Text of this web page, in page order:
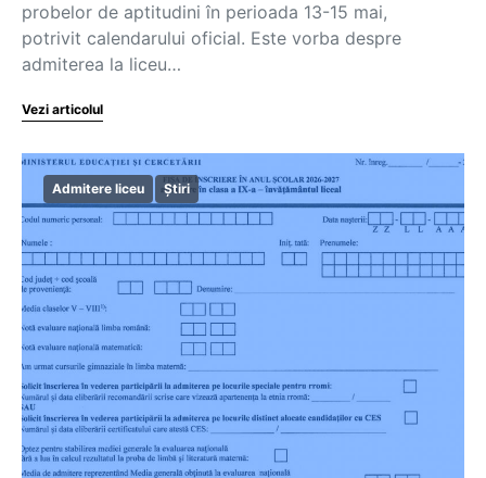
probelor de aptitudini în perioada 13-15 mai,
potrivit calendarului oficial. Este vorba despre
admiterea la liceu…
Vezi articolul
Admitere liceu Știri